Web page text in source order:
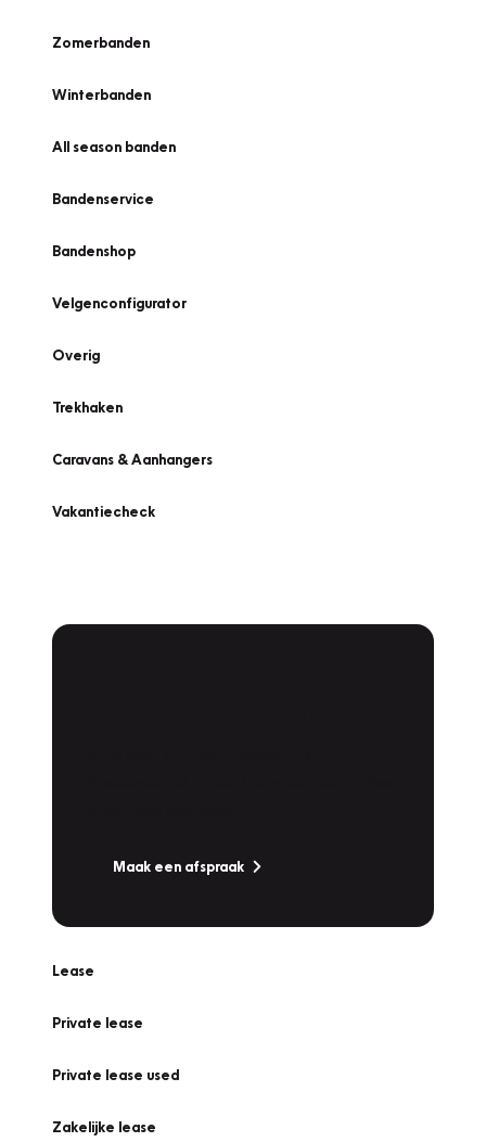
Zomerbanden
Winterbanden
All season banden
Bandenservice
Bandenshop
Velgenconfigurator
Overig
Trekhaken
Caravans & Aanhangers
Vakantiecheck
Maak een afspraak
Lease
Private lease
Private lease used
Zakelijke lease